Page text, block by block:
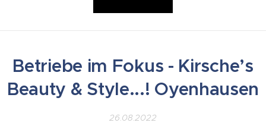
Betriebe im Fokus - Kirsche’s
Beauty & Style...! Oyenhausen
26.08.2022